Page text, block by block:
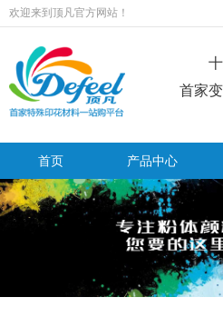
欢迎来到顶凡官方网站！
首家
首页 产品中心